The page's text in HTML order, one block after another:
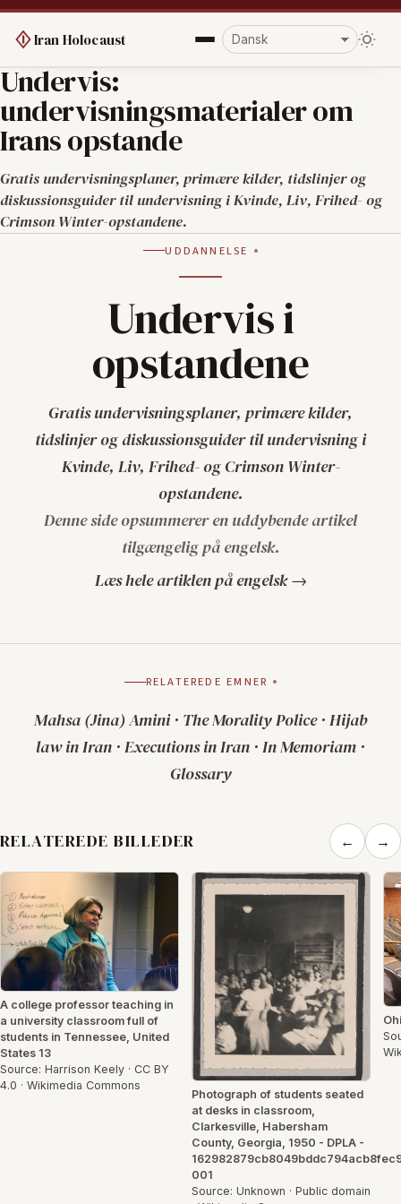
Iran Holocaust
Undervis:
undervisningsmaterialer om
Irans opstande
Gratis undervisningsplaner, primære kilder, tidslinjer og
diskussionsguider til undervisning i Kvinde, Liv, Frihed- og
Crimson Winter-opstandene.
UDDANNELSE
Undervis i
opstandene
Gratis undervisningsplaner, primære kilder,
tidslinjer og diskussionsguider til undervisning i
Kvinde, Liv, Frihed- og Crimson Winter-
opstandene.
Denne side opsummerer en uddybende artikel
tilgængelig på engelsk.
Læs hele artiklen på engelsk →
RELATEREDE EMNER
Mahsa (Jina) Amini· The Morality Police· Hijab
law in Iran · Executions in Iran · In Memoriam ·
Glossary
RELATEREDE BILLEDER ← →
A college professor teaching in
a university classroom full of
students in Tennessee, United
States 13
Source: Harrison Keely · CC BY
4.0 · Wikimedia Commons
Photograph of students seated
at desks in classroom,
Clarkesville, Habersham
County, Georgia, 1950 - DPLA -
001
Source: Unknown · Public domain